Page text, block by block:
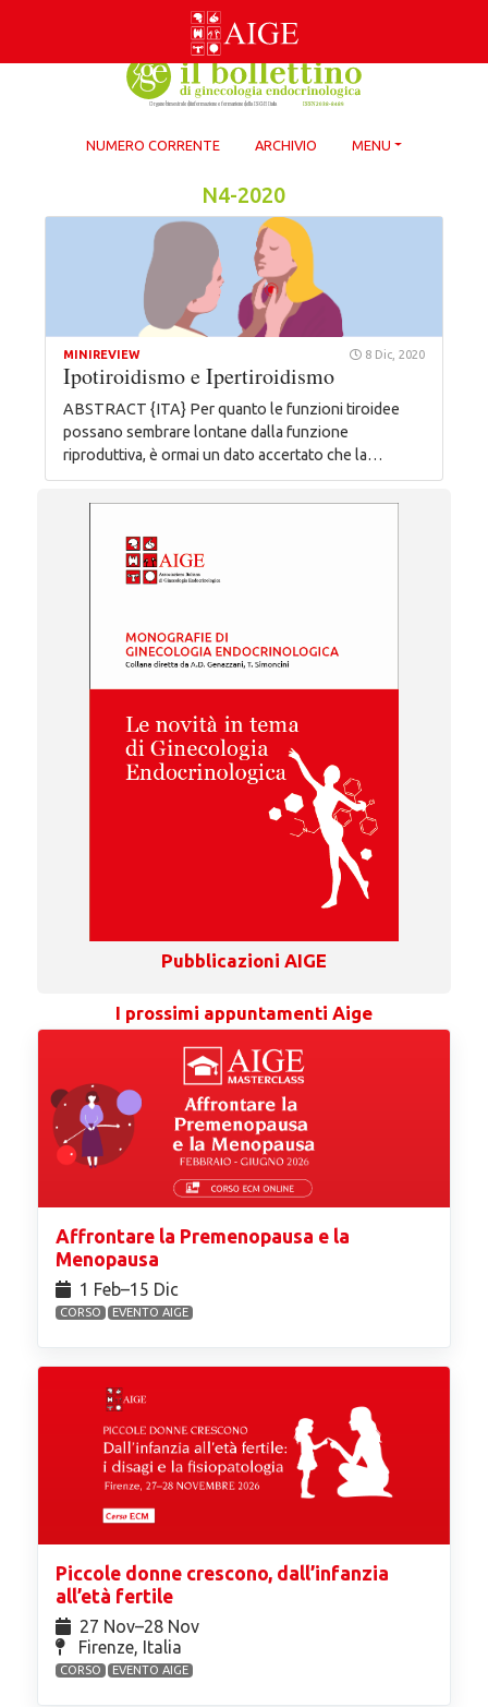
NUMERO CORRENTE ARCHIVIO MENU
N4-2020
MINIREVIEW 8 Dic, 2020
Ipotiroidismo e Ipertiroidismo
ABSTRACT {ITA} Per quanto le funzioni tiroidee
possano sembrare lontane dalla funzione
riproduttiva, è ormai un dato accertato che la…
Pubblicazioni AIGE
I prossimi appuntamenti Aige
Affrontare la Premenopausa e la
Menopausa
1 Feb⁠–15 Dic
CORSO EVENTO AIGE
Piccole donne crescono, dall’infanzia
all’età fertile
27 Nov⁠–28 Nov
Firenze, Italia
CORSO EVENTO AIGE